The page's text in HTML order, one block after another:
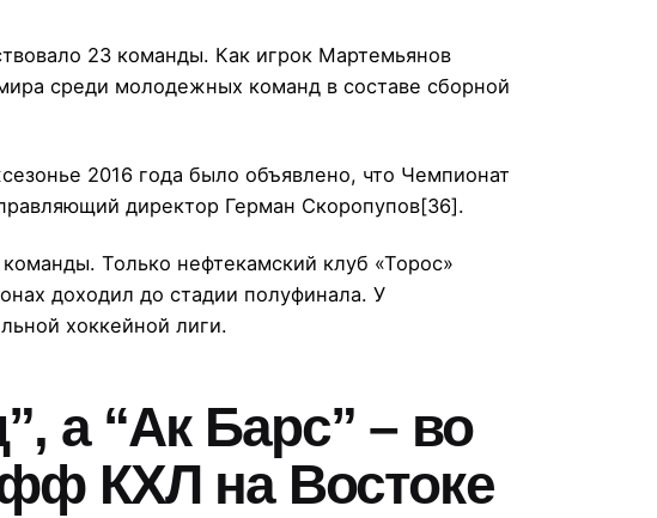
23 команды. Как игрок Мартемьянов
среди молодежных команд в составе сборной
2016 года было объявлено, что Чемпионат
директор Герман Скоропупов[36].
Только нефтекамский клуб «Торос»
доходил до стадии полуфинала. У
хоккейной лиги.
а “Ак Барс” – во
КХЛ на Востоке